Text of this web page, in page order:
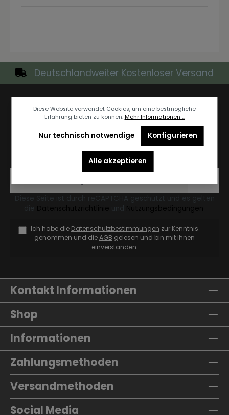
Deutschlandweiter Kostenloser Versand
Newsletter
Abonnieren Sie jetzt unseren regelmäßig erscheinenden
Newsletter, um rechtzeitig über neue Produkte und
Angebote informiert zu werden.
Ich habe die Datenschutzbestimmungen zur Kenntnis
genommen und dieAGB gelesen und bin mit ihnen
einverstanden.
Kontakt Informationen
Shop
Informationen
Zahlungsmethoden
Versandmethoden
Social Media
Diese Website verwendet Cookies, um eine bestmögliche
Erfahrung bieten zu können. Mehr Informationen ...
Nur technisch notwendige Konfigurieren
Alle akzeptieren